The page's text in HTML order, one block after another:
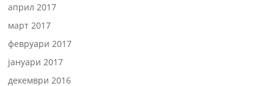
април 2017
март 2017
февруари 2017
јануари 2017
декември 2016